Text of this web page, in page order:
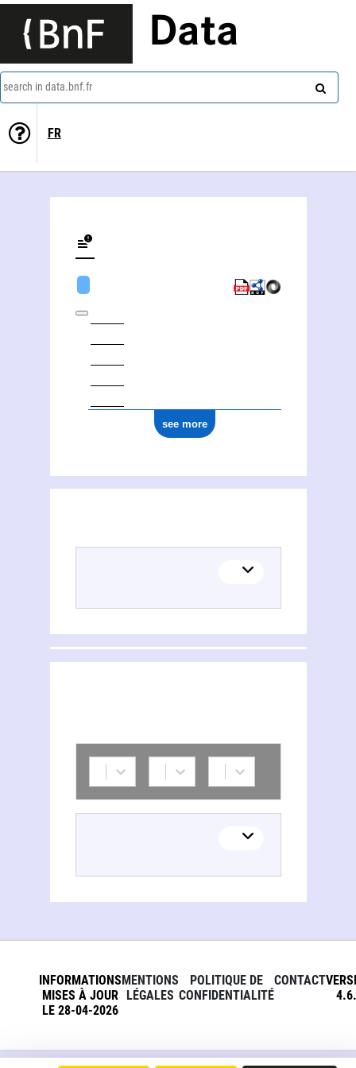
Data
search in data.bnf.fr
FR
see more
INFORMATIONS
MISES À JOUR
LE 28-04-2026
MENTIONS
LÉGALES
POLITIQUE DE
CONFIDENTIALITÉ
CONTACT